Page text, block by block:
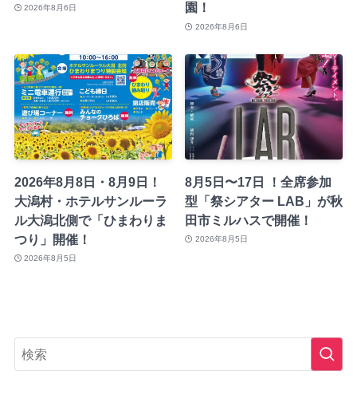
2026年8月6日
園！
2026年8月6日
2026年8月8日・8月9日！
大潟村・ホテルサンルーラ
ル大潟北側で「ひまわりま
つり」開催！
2026年8月5日
8月5日〜17日 ！全席参加
型「祭シアター LAB」が秋
田市ミルハスで開催！
2026年8月5日